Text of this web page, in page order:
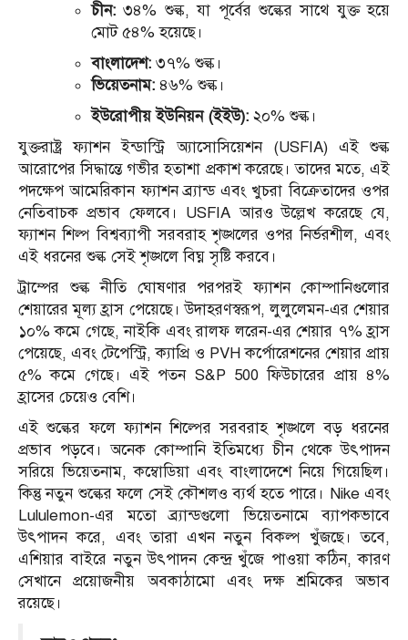
চীন: ৩৪% শুল্ক, যা পূর্বের শুল্কের সাথে যুক্ত হয়ে
মোট ৫৪% হয়েছে।
বাংলাদেশ: ৩৭% শুল্ক।
ভিয়েতনাম: ৪৬% শুল্ক।
ইউরোপীয় ইউনিয়ন (ইইউ): ২০% শুল্ক।
যুক্তরাষ্ট্র ফ্যাশন ইন্ডাস্ট্রি অ্যাসোসিয়েশন (USFIA) এই শুল্ক
আরোপের সিদ্ধান্তে গভীর হতাশা প্রকাশ করেছে। তাদের মতে, এই
পদক্ষেপ আমেরিকান ফ্যাশন ব্র্যান্ড এবং খুচরা বিক্রেতাদের ওপর
নেতিবাচক প্রভাব ফেলবে।
USFIA আরও উল্লেখ করেছে যে,
ফ্যাশন শিল্প বিশ্বব্যাপী সরবরাহ শৃঙ্খলের ওপর নির্ভরশীল, এবং
এই ধরনের শুল্ক সেই শৃঙ্খলে বিঘ্ন সৃষ্টি করবে।
ট্রাম্পের শুল্ক নীতি ঘোষণার পরপরই ফ্যাশন কোম্পানিগুলোর
শেয়ারের মূল্য হ্রাস পেয়েছে। উদাহরণস্বরূপ, লুলুলেমন-এর শেয়ার
১০% কমে গেছে, নাইকি এবং রালফ লরেন-এর শেয়ার ৭% হ্রাস
পেয়েছে, এবং টেপেস্ট্রি, ক্যাপ্রি ও PVH কর্পোরেশনের শেয়ার প্রায়
৫% কমে গেছে। এই পতন S&P 500 ফিউচারের প্রায় ৪%
হ্রাসের চেয়েও বেশি।
এই শুল্কের ফলে ফ্যাশন শিল্পের সরবরাহ শৃঙ্খলে বড় ধরনের
প্রভাব পড়বে। অনেক কোম্পানি ইতিমধ্যে চীন থেকে উৎপাদন
সরিয়ে ভিয়েতনাম, কম্বোডিয়া এবং বাংলাদেশে নিয়ে গিয়েছিল।
কিন্তু নতুন শুল্কের ফলে সেই কৌশলও ব্যর্থ হতে পারে। Nike এবং
Lululemon-এর মতো ব্র্যান্ডগুলো ভিয়েতনামে ব্যাপকভাবে
উৎপাদন করে, এবং তারা এখন নতুন বিকল্প খুঁজছে।
তবে,
এশিয়ার বাইরে নতুন উৎপাদন কেন্দ্র খুঁজে পাওয়া কঠিন, কারণ
সেখানে প্রয়োজনীয় অবকাঠামো এবং দক্ষ শ্রমিকের অভাব
রয়েছে।